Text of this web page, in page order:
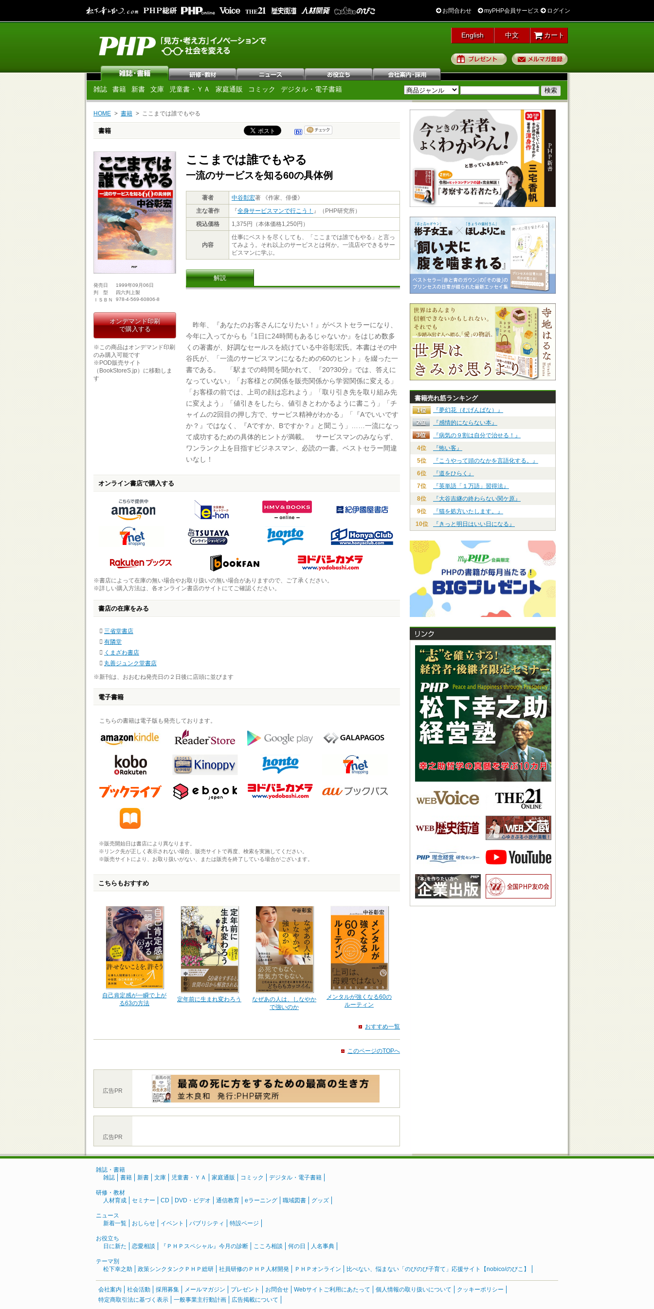
お問合わせ myPHP会員サービス ログイン
English 中文 カート
プレゼント
雑誌 書籍 新書 文庫 児童書・ＹＡ 家庭通販 コミック デジタル・電子書籍
HOME 書籍 ここまでは誰でもやる
書籍
発売日
1999年09月06日
判 型
四六判上製
ＩＳＢＮ
978-4-569-60806-8
オンデマンド印刷
で購入する
※この商品はオンデマンド印刷
のみ購入可能です
※POD販売サイト
（BookStoreS.jp）に移動しま
す
ここまでは誰でもやる
一流のサービスを知る60の具体例
著者 中谷彰宏著 《作家、俳優》
主な著作
『全身サービスマンで行こう！ 』（PHP研究所）
税込価格
1,375円（本体価格1,250円）
内容
仕事にベストを尽くしても、「ここまでは誰でもやる」と言っ
てみよう。それ以上のサービスとは何か。一流店やできるサー
ビスマンに学ぶ。
解説
昨年、『あなたのお客さんになりたい！』がベストセラーになり、
今年に入ってからも『1日に24時間もあるじゃないか』をはじめ数多
くの著書が、好調なセールスを続けている中谷彰宏氏。本書はその中
谷氏が、「一流のサービスマンになるための60のヒント」を綴った一
書である。 「駅までの時間を聞かれて、『20?30分』では、答えに
なっていない」「お客様との関係を販売関係から学習関係に変える」
「お客様の前では、上司の顔は忘れよう」「取り引き先を取り組み先
に変えよう」「値引きをしたら、値引きとわかるように書こう」「チ
ャイムの2回目の押し方で、サービス精神がわかる」「『Aでいいです
か？』ではなく、『Aですか、Bですか？』と聞こう」……一流になっ
て成功するための具体的ヒントが満載。 サービスマンのみならず、
ワンランク上を目指すビジネスマン、必読の一書。ベストセラー間違
いなし！
オンライン書店で購入する
※書店によって在庫の無い場合やお取り扱いの無い場合がありますので、ご了承ください。
※詳しい購入方法は、各オンライン書店のサイトにてご確認ください。
書店の在庫をみる
三省堂書店
有隣堂
くまざわ書店
丸善ジュンク堂書店
※新刊は、おおむね発売日の２日後に店頭に並びます
電子書籍
こちらの書籍は電子版も発売しております。
※販売開始日は書店により異なります。
※リンク先が正しく表示されない場合、販売サイトで再度、検索を実施してください。
※販売サイトにより、お取り扱いがない、または販売を終了している場合がございます。
こちらもおすすめ
自己肯定感が一瞬で上が
る63の方法
定年前に生まれ変わろう
なぜあの人は、しなやか
で強いのか
メンタルが強くなる60の
ルーティン
おすすめ一覧
このページのTOPへ
広告PR
広告PR
書籍売れ筋ランキング
『夢幻花（むげんばな）』
『感情的にならない本』
『病気の９割は自分で治せる！』
4位
『怖い客』
5位
『こうやって頭のなかを言語化する。』
6位
『道をひらく』
7位
『英単語「１万語」習得法』
8位
『大谷吉継の終わらない関ケ原』
9位
『猫を処方いたします。』
10位
『きっと明日はいい日になる』
雑誌・書籍
雑誌
書籍 新書 文庫 児童書・ＹＡ 家庭通販 コミック デジタル・電子書籍
研修・教材
人材育成
セミナー CD DVD・ビデオ 通信教育 eラーニング 職域図書 グッズ
ニュース
新着一覧
おしらせ イベント パブリシティ 特設ページ
お役立ち
日に新た
恋愛相談 『ＰＨＰスペシャル』今月の診断 こころ相談 何の日 人名事典
テーマ別
松下幸之助
政策シンクタンクＰＨＰ総研 社員研修のＰＨＰ人材開発 ＰＨＰオンライン 比べない、悩まない「のびのび子育て」応援サイト【nobico/のびこ】
会社案内 社会活動 採用募集 メールマガジン プレゼント お問合せ Webサイトご利用にあたって 個人情報の取り扱いについて
クッキーポリシー
特定商取引法に基づく表示
一般事業主行動計画 広告掲載について